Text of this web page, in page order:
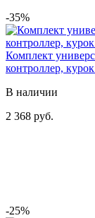
-35%
Комплект
контроллер,
В наличии
2 368 руб.
-25%